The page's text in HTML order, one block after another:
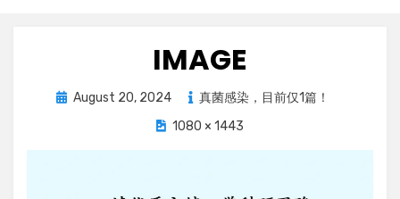
IMAGE
Posted
August 20, 2024
真菌感染，目前仅1篇！
1080 × 1443